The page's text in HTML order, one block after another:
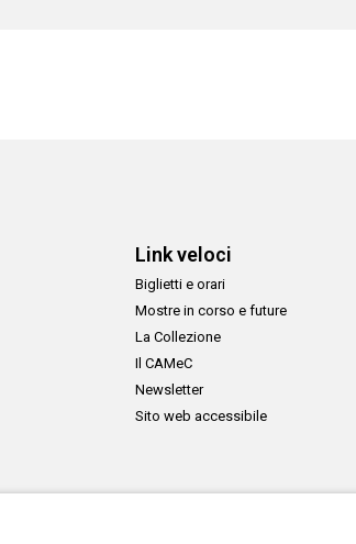
Link veloci
Biglietti e orari
Mostre in corso e future
La Collezione
Il CAMeC
Newsletter
Sito web accessibile